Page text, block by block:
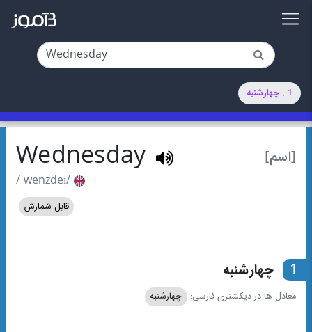
1 . چهارشنبه
[اسم] Wednesday
/ˈwenzdeɪ/
قابل شمارش
1 چهارشنبه
معادل ها در دیکشنری فارسی: چهارشنبه